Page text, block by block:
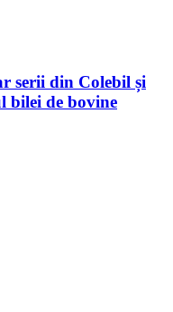
serii din Colebil și
bilei de bovine